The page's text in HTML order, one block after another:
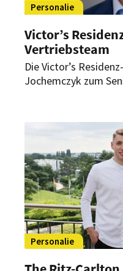
Personalie
Victor’s
Vertriebsteam
Die Victor’s
Jochemczyk zum
Personalie